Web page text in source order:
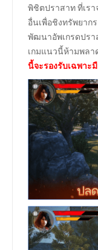
พิชิตปราสาท ที่เร
อื่นเพื่อชิงทรัพยาก
พัฒนาอัพเกรดปรา
เกมแนวนี้ห้ามพลา
นี้จะรองรับเฉพาะ